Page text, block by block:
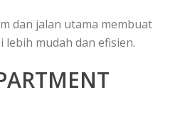
dan jalan utama membuat
mudah dan efisien.